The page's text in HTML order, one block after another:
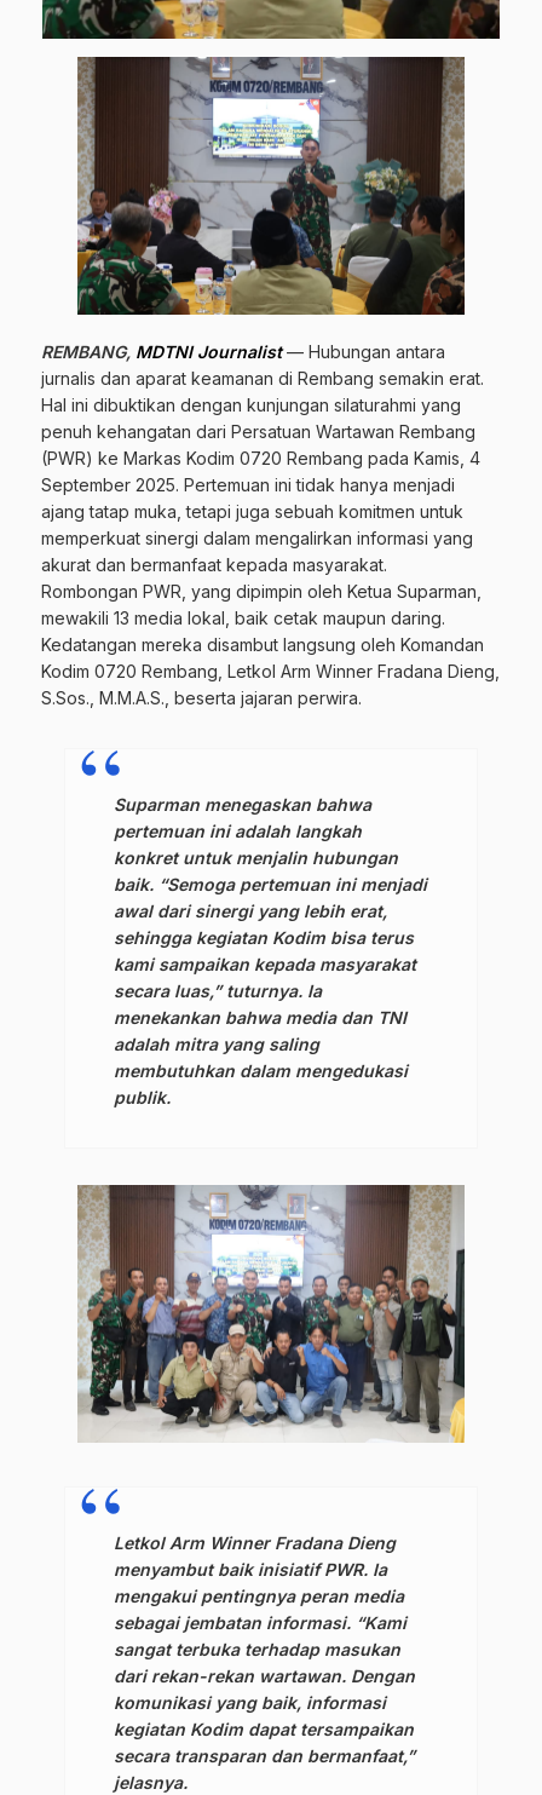
REMBANG, MDTNI Journalist— Hubungan antara
jurnalis dan aparat keamanan di Rembang semakin erat.
Hal ini dibuktikan dengan kunjungan silaturahmi yang
penuh kehangatan dari Persatuan Wartawan Rembang
(PWR) ke Markas Kodim 0720 Rembang pada Kamis, 4
September 2025. Pertemuan ini tidak hanya menjadi
ajang tatap muka, tetapi juga sebuah komitmen untuk
memperkuat sinergi dalam mengalirkan informasi yang
akurat dan bermanfaat kepada masyarakat.
Rombongan PWR, yang dipimpin oleh Ketua Suparman,
mewakili 13 media lokal, baik cetak maupun daring.
Kedatangan mereka disambut langsung oleh Komandan
Kodim 0720 Rembang, Letkol Arm Winner Fradana Dieng,
S.Sos., M.M.A.S., beserta jajaran perwira.
Suparman menegaskan bahwa
pertemuan ini adalah langkah
konkret untuk menjalin hubungan
baik. “Semoga pertemuan ini menjadi
awal dari sinergi yang lebih erat,
sehingga kegiatan Kodim bisa terus
kami sampaikan kepada masyarakat
secara luas,” tuturnya. Ia
menekankan bahwa media dan TNI
adalah mitra yang saling
membutuhkan dalam mengedukasi
publik.
Letkol Arm Winner Fradana Dieng
menyambut baik inisiatif PWR. Ia
mengakui pentingnya peran media
sebagai jembatan informasi. “Kami
sangat terbuka terhadap masukan
dari rekan-rekan wartawan. Dengan
komunikasi yang baik, informasi
kegiatan Kodim dapat tersampaikan
secara transparan dan bermanfaat,”
jelasnya.